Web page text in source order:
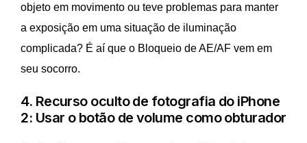
objeto em movimento ou teve problemas para manter
a exposição em uma situação de iluminação
complicada? É aí que o Bloqueio de AE/AF vem em
seu socorro.
4. Recurso oculto de fotografia do iPhone
2: Usar o botão de volume como obturador